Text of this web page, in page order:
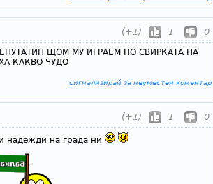
(+1) 1 0
ЩОМ МУ ИГРАЕМ ПО СВИРКАТА НА
КАКВО ЧУДО
сигнализирай за неуместен коментар
(+1) 1 0
надежди на града ни